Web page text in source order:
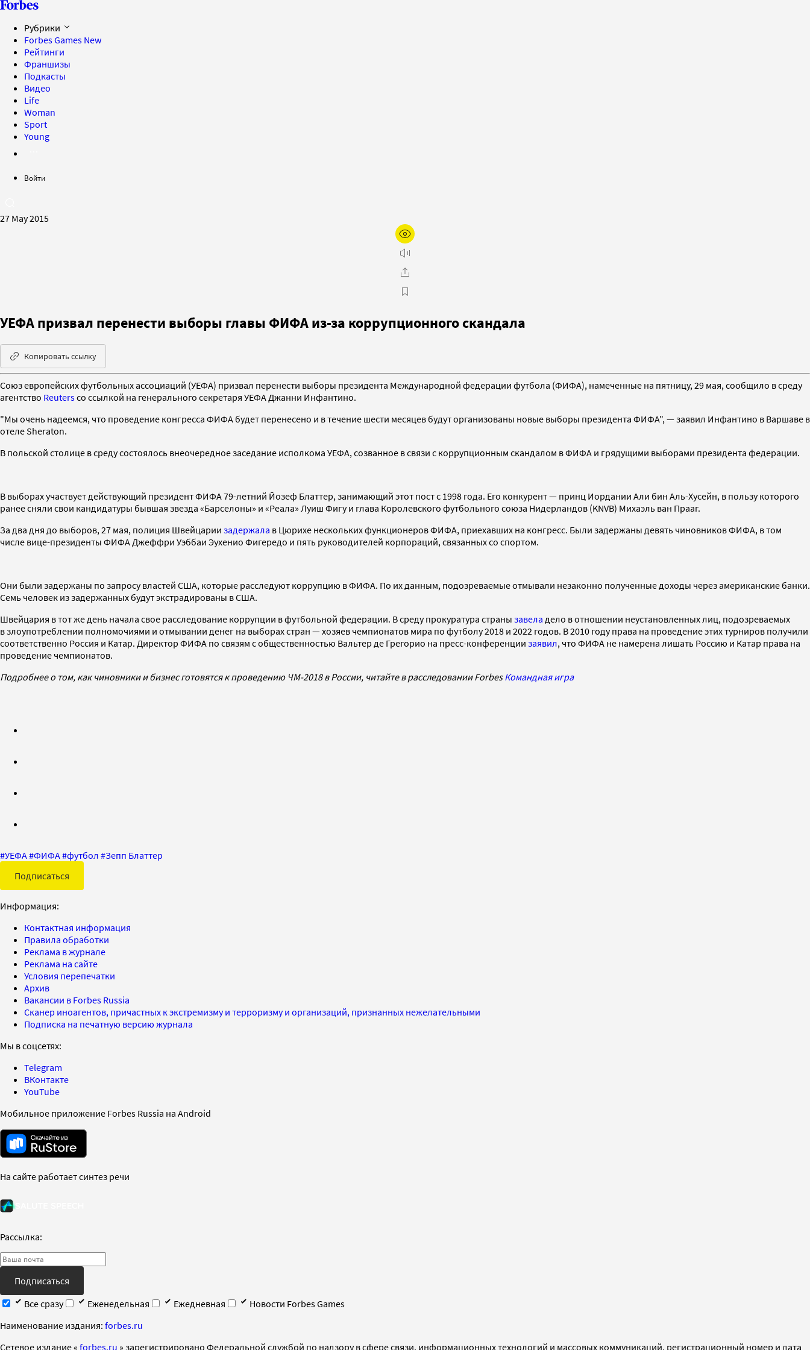
Рубрики
Forbes Games New
Рейтинги
Франшизы
Подкасты
Видео
Life
Woman
Sport
Young
Войти
27 May 2015
УЕФА призвал перенести выборы главы ФИФА из-за коррупционного скандала
Копировать ссылку
Союз европейских футбольных ассоциаций (УЕФА) призвал перенести выборы президента Международной федерации футбола (ФИФА), намеченные на пятницу, 29 мая, сообщило в среду
агентство Reutersсо ссылкой на генерального секретаря УЕФА Джанни Инфантино.
"Мы очень надеемся, что проведение конгресса ФИФА будет перенесено и в течение шести месяцев будут организованы новые выборы президента ФИФА", — заявил Инфантино в Варшаве в
отеле Sheraton.
В польской столице в среду состоялось внеочередное заседание исполкома УЕФА, созванное в связи с коррупционным скандалом в ФИФА и грядущими выборами президента федерации.
В выборах участвует действующий президент ФИФА 79-летний Йозеф Блаттер, занимающий этот пост с 1998 года. Его конкурент — принц Иордании Али бин Аль-Хусейн, в пользу которого
ранее сняли свои кандидатуры бывшая звезда «Барселоны» и «Реала» Луиш Фигу и глава Королевского футбольного союза Нидерландов (KNVB) Михаэль ван Прааг.
За два дня до выборов, 27 мая, полиция Швейцарии задержала в Цюрихе нескольких функционеров ФИФА, приехавших на конгресс. Были задержаны девять чиновников ФИФА, в том
числе вице-президенты ФИФА Джеффри Уэббаи Эухенио Фигередо и пять руководителей корпораций, связанных со спортом.
Они были задержаны по запросу властей США, которые расследуют коррупцию в ФИФА. По их данным, подозреваемые отмывали незаконно полученные доходы через американские банки.
Семь человек из задержанных будут экстрадированы в США.
Швейцария в тот же день начала свое расследование коррупции в футбольной федерации. В среду прокуратура страны завела дело в отношении неустановленных лиц, подозреваемых
в злоупотреблении полномочиями и отмывании денег на выборах стран — хозяев чемпионатов мира по футболу 2018 и 2022 годов. В 2010 году права на проведение этих турниров получили
соответственно Россия и Катар. Директор ФИФА по связям с общественностью Вальтер де Грегорио на пресс-конференции заявил, что ФИФА не намерена лишать Россию и Катар права на
проведение чемпионатов.
Подробнее о том, как чиновники и бизнес готовятся к проведению ЧМ-2018 в России, читайте в расследовании ForbesКомандная игра
#УЕФА#ФИФА#футбол #Зепп Блаттер
Подписаться
Информация:
Контактная информация
Правила обработки
Реклама в журнале
Реклама на сайте
Условия перепечатки
Архив
Вакансии в Forbes Russia
Сканер иноагентов, причастных к экстремизму и терроризму и организаций, признанных нежелательными
Подписка на печатную версию журнала
Мы в соцсетях:
Telegram
ВКонтакте
YouTube
Мобильное приложение Forbes Russia на Android
На сайте работает синтез речи
Рассылка:
Подписаться
Все сразу
Еженедельная Ежедневная
Новости Forbes Games
Наименование издания: forbes.ru
Cетевое издание « forbes.ru » зарегистрировано Федеральной службой по надзору в сфере связи, информационных технологий и массовых коммуникаций, регистрационный номер и дата